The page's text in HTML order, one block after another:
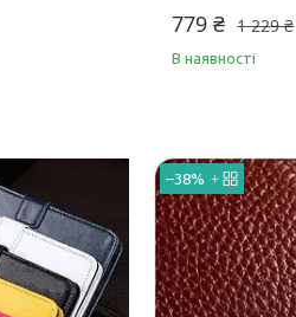
1 229 ₴
779 ₴
В наявності
–38%